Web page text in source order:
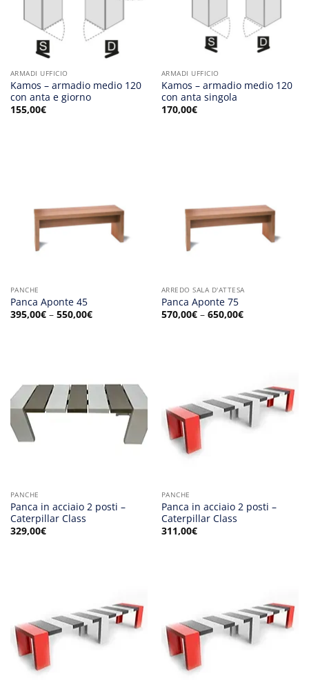
ARMADI UFFICIO
Kamos – armadio medio 120
con anta e giorno
155,00€
ARMADI UFFICIO
Kamos – armadio medio 120
con anta singola
170,00€
PANCHE
Panca Aponte 45
395,00€– 550,00€
ARREDO SALA D'ATTESA
Panca Aponte 75
570,00€– 650,00€
PANCHE
Panca in acciaio 2 posti –
Caterpillar Class
329,00€
PANCHE
Panca in acciaio 2 posti –
Caterpillar Class
311,00€